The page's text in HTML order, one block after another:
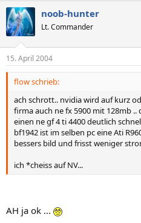
noob-hunter
Lt. Commander
15. April 2004
flow schrieb:
ach schrott.. nvidia wird auf kurz
firma auch ne fx 5900 mit 128mb
einen ne gf 4 ti 4400 deutlich
bf1942 ist im selben pc eine Ati
bessers bild und frisst weniger
ich *cheiss auf NV...
AH ja ok ...